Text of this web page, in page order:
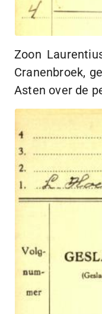
Zoon
Cranenbroek,
Asten over de